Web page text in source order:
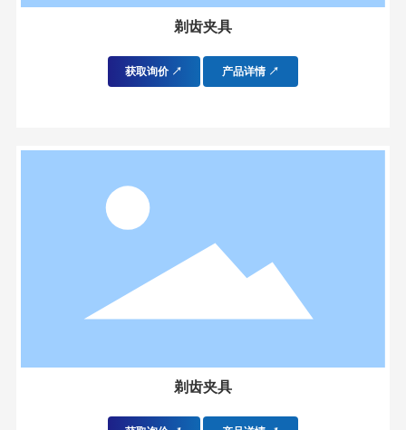
剃齿夹具
获取询价 ↗ 产品详情 ↗
剃齿夹具